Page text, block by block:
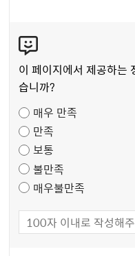
저
작
물
텐
츠
만
도
조
사
이 페이지에서 제공하는
습니까?
매우 만족
만족
보통
불만족
매우불만족